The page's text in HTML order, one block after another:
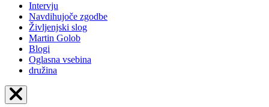
Intervju
Navdihujoče zgodbe
Življenjski slog
Martin Golob
Blogi
Oglasna vsebina
družina